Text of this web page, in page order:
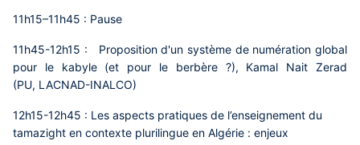
11h15–11h45 : Pause
11h45-12h15 :
Proposition d'un système de numération global
pour le kabyle (et pour le berbère ?), Kamal Nait Zerad
(PU, LACNAD-INALCO)
12h15-12h45 : Les aspects pratiques de l’enseignement du
tamazight en contexte plurilingue en Algérie : enjeux